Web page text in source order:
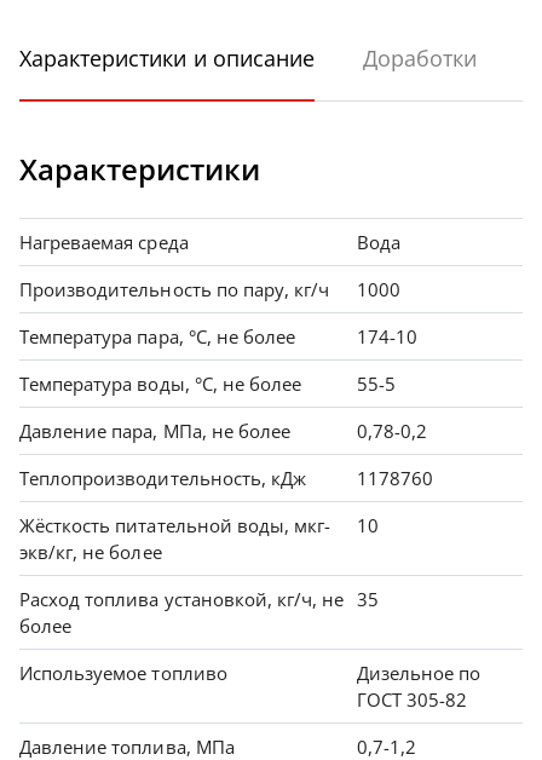
Характеристики и описание Доработки
Характеристики
Нагреваемая среда
Вода
Производительность по пару, кг/ч
1000
Температура пара, °С, не более
174-10
Температура воды, °С, не более
55-5
Давление пара, МПа, не более
0,78-0,2
Теплопроизводительность, кДж
1178760
Жёсткость питательной воды, мкг-
экв/кг, не более
10
Расход топлива установкой, кг/ч, не
более
35
Используемое топливо
Дизельное по
ГОСТ 305-82
Давление топлива, МПа
0,7-1,2